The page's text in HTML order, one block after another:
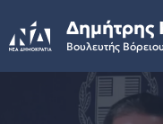
to
content
Δημήτρης
Βουλευτής